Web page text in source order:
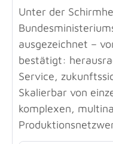
Unter der
ausgezeichnet –
bestätigt:
Service,
Skalierbar von
komplexen,